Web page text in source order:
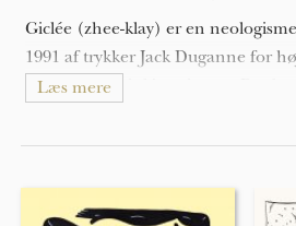
Giclée (zhee-klay) er en
1991 af trykker Jack Duganne for
fremstillet på inkjetprintere. Det
højeste kvalitet.
Læs mere